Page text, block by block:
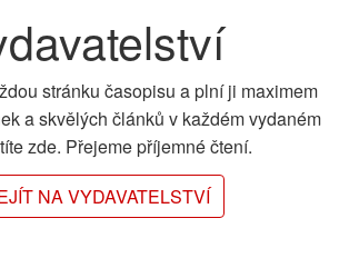
stránku časopisu a plní ji maximem
a skvělých článků v každém vydaném
zde. Přejeme příjemné čtení.
NA VYDAVATELSTVÍ